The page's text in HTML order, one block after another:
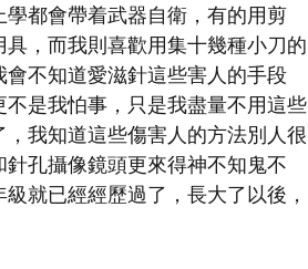
都會帶着武器自衛，有的用剪
，而我則喜歡用集十幾種小刀的
不知道愛滋針這些害人的手段
是我怕事，只是我盡量不用這些
我知道這些傷害人的方法別人很
孔攝像鏡頭更來得神不知鬼不
就已經經歷過了，長大了以後，